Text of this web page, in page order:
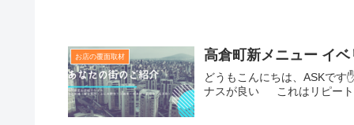
お店の覆面取材 高倉町新メニュー イ
どうもこんにちは、ASKで
ナスが良い これはリピート